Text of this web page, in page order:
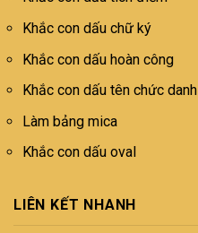
Khắc con dấu chữ ký
Khắc con dấu hoàn công
Khắc con dấu tên chức danh
Làm bảng mica
Khắc con dấu oval
LIÊN KẾT NHANH